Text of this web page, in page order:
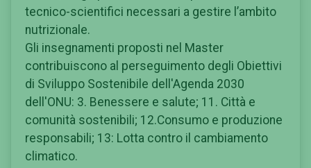
tecnico-scientifici necessari a gestire l’ambito
nutrizionale.
Gli insegnamenti proposti nel Master
contribuiscono al perseguimento degli Obiettivi
di Sviluppo Sostenibile dell'Agenda 2030
dell'ONU: 3. Benessere e salute; 11. Città e
comunità sostenibili; 12.Consumo e produzione
responsabili; 13: Lotta contro il cambiamento
climatico.